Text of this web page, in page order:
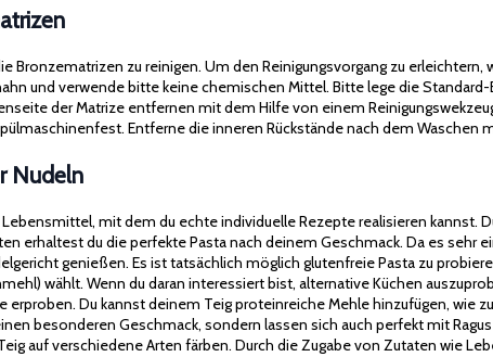
Bronzematrizen zu reinigen. Um den Reinigungsvorgang zu
und verwende bitte keine chemischen Mittel. Bitte lege die
der Matrize entfernen mit dem Hilfe von einem
Entferne die inneren Rückstände nach dem Waschen
Nudeln
mit dem du echte individuelle Rezepte realisieren kannst.
erhaltest du die perfekte Pasta nach deinem Geschmack. Da es sehr
genießen. Es ist tatsächlich möglich glutenfreie Pasta zu
wählt. Wenn du daran interessiert bist, alternative Küchen
erproben. Du kannst deinem Teig proteinreiche Mehle hinzufügen, wie
besonderen Geschmack, sondern lassen sich auch perfekt mit
auf verschiedene Arten färben. Durch die Zugabe von Zutaten wie